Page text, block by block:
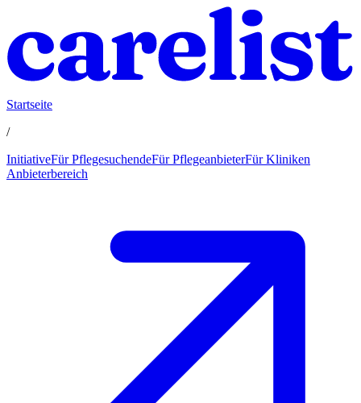
Startseite
/
InitiativeFür PflegesuchendeFür PflegeanbieterFür Kliniken
Anbieterbereich